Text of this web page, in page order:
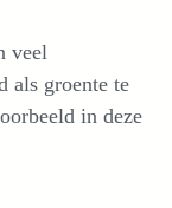
veel
als groente te
in deze